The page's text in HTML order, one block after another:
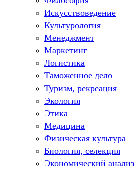
Искусствоведение
Культурология
Менеджмент
Маркетинг
Логистика
Таможенное дело
Туризм, рекреация
Экология
Этика
Медицина
Физическая культура
Биология, селекция
Экономический анализ